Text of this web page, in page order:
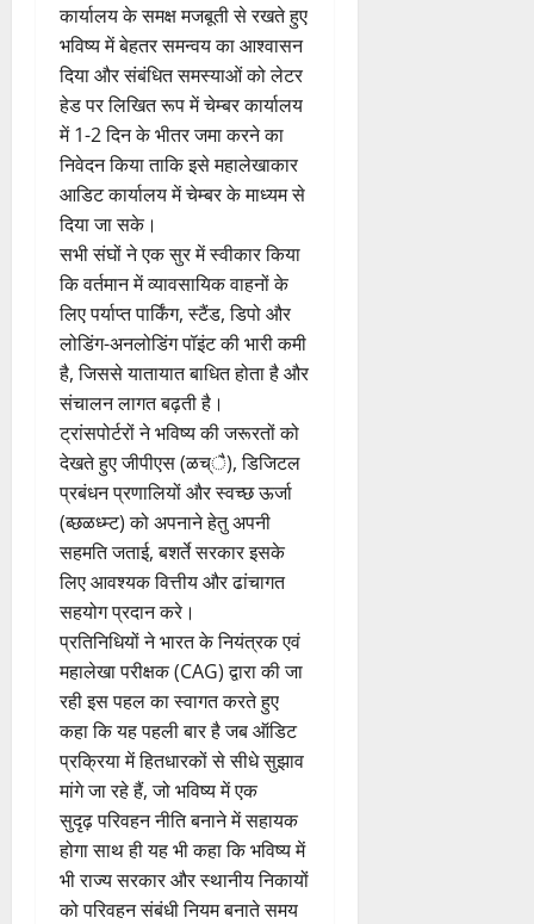
कार्यालय के समक्ष मजबूती से रखते हुए
भविष्य में बेहतर समन्वय का आश्वासन
दिया और संबंधित समस्याओं को लेटर
हेड पर लिखित रूप में चेम्बर कार्यालय
में 1-2 दिन के भीतर जमा करने का
निवेदन किया ताकि इसे महालेखाकार
आडिट कार्यालय में चेम्बर के माध्यम से
दिया जा सके।
सभी संघों ने एक सुर में स्वीकार किया
कि वर्तमान में व्यावसायिक वाहनों के
लिए पर्याप्त पार्किंग, स्टैंड, डिपो और
लोडिंग-अनलोडिंग पॉइंट की भारी कमी
है, जिससे यातायात बाधित होता है और
संचालन लागत बढ़ती है।
ट्रांसपोर्टरों ने भविष्य की जरूरतों को
देखते हुए जीपीएस (ळच्ै), डिजिटल
प्रबंधन प्रणालियों और स्वच्छ ऊर्जा
(ब्छळध्म्ट) को अपनाने हेतु अपनी
सहमति जताई, बशर्ते सरकार इसके
लिए आवश्यक वित्तीय और ढांचागत
सहयोग प्रदान करे।
प्रतिनिधियों ने भारत के नियंत्रक एवं
महालेखा परीक्षक (CAG) द्वारा की जा
रही इस पहल का स्वागत करते हुए
कहा कि यह पहली बार है जब ऑडिट
प्रक्रिया में हितधारकों से सीधे सुझाव
मांगे जा रहे हैं, जो भविष्य में एक
सुदृढ़ परिवहन नीति बनाने में सहायक
होगा साथ ही यह भी कहा कि भविष्य में
भी राज्य सरकार और स्थानीय निकायों
को परिवहन संबंधी नियम बनाते समय